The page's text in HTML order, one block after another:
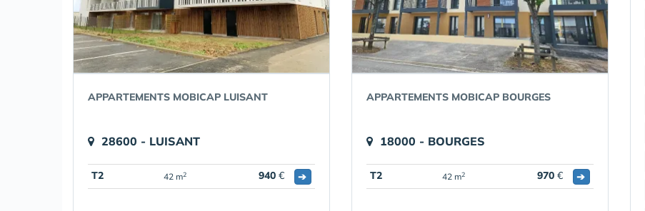
APPARTEMENTS MOBICAP LUISANT
28600 - LUISANT
T2 42 m2 940 € ➔
APPARTEMENTS MOBICAP BOURGES
18000 - BOURGES
T2 42 m2 970 € ➔